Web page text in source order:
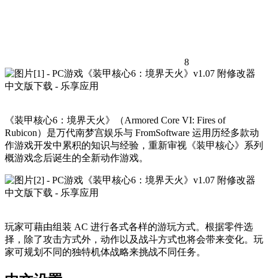
8
《装甲核心6：境界天火》（Armored Core VI: Fires of
Rubicon）是万代南梦宫娱乐与 FromSoftware 运用历经多款动
作游戏开发中累积的知识与经验，重新审视《装甲核心》系列
概游戏念后诞生的全新动作游戏。
玩家可藉由组装 AC 进行各式各样的游玩方式。根据零件选
择，除了攻击方式外，动作以及战斗方式也将会带来变化。玩
家可规划不同的独特机体战略来挑战不同任务。